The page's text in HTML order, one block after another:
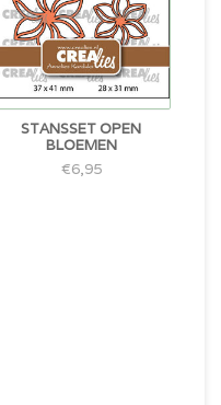
STANSSET OPEN
BLOEMEN
€6,95